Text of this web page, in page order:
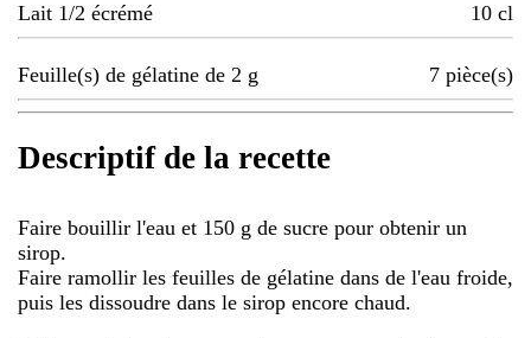
Lait 1/2 écrémé 10 cl
Feuille(s) de gélatine de 2 g 7 pièce(s)
Descriptif de la recette
Faire bouillir l'eau et 150 g de sucre pour obtenir un
sirop.
Faire ramollir les feuilles de gélatine dans de l'eau froide,
puis les dissoudre dans le sirop encore chaud.